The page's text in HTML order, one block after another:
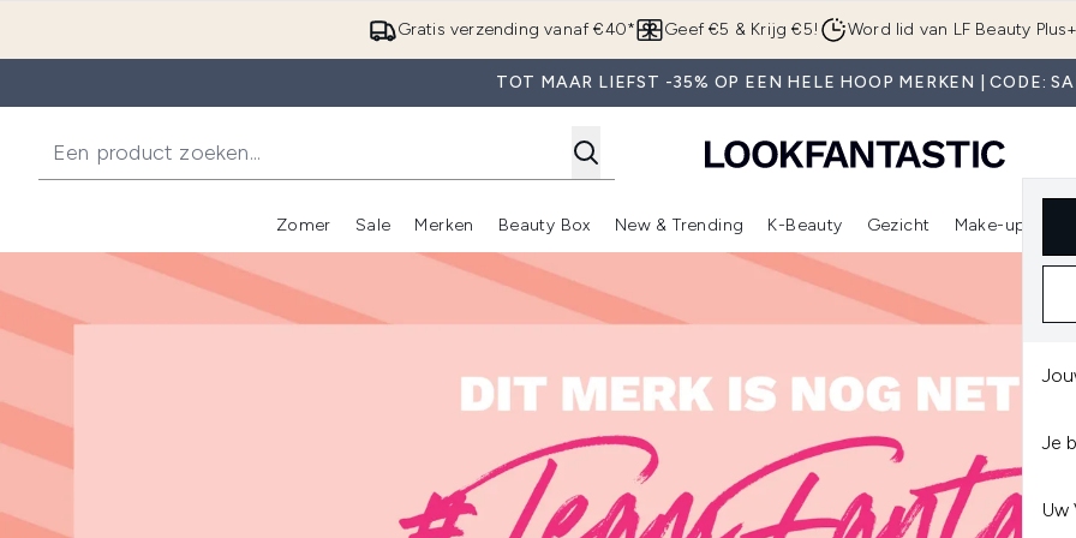
Overslaan naar de hoofdinhoud
Gratis verzending vanaf €40* Geef €5 & Krijg €5! Word lid van LF Beauty Plus+
TOT MAAR LIEFST -35% OP EEN HELE HOOP MERKEN | CODE:
Je
Uw
Zomer
Enter submenu (Zomer)
Sale
Enter submenu (Sale)
Merken
Enter submenu (Merken)
Beauty Box
Enter submenu (Beauty Box)
New & Trending
Enter submenu (New & Trending)
K-Beauty
Enter submenu (K-Beauty)
Gezicht Make-up